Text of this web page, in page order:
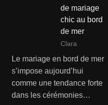
de mariage
chic au bord
de mer
Clara
Le mariage en bord de mer
s’impose aujourd’hui
comme une tendance forte
dans les cérémonies…